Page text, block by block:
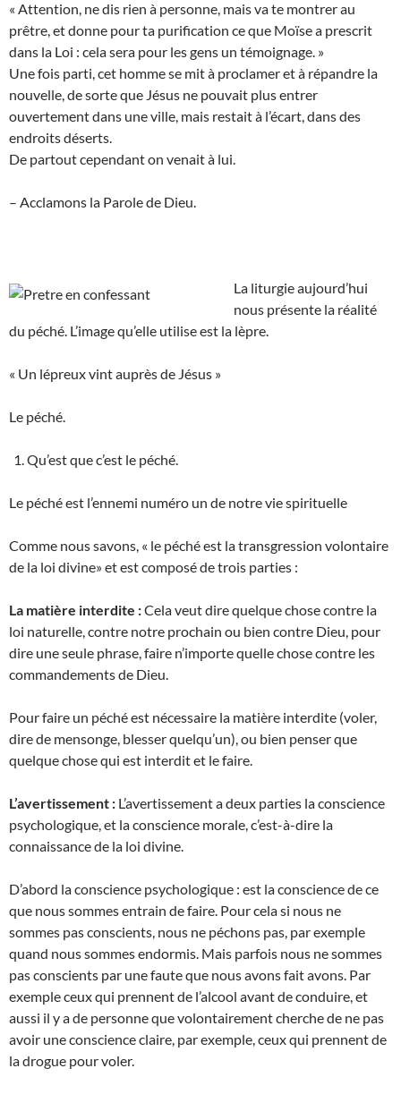
« Attention, ne dis rien à personne, mais va te montrer au
prêtre, et donne pour ta purification ce que Moïse a prescrit
dans la Loi : cela sera pour les gens un témoignage. »
Une fois parti, cet homme se mit à proclamer et à répandre la
nouvelle, de sorte que Jésus ne pouvait plus entrer
ouvertement dans une ville, mais restait à l’écart, dans des
endroits déserts.
De partout cependant on venait à lui.
– Acclamons la Parole de Dieu.
La liturgie aujourd’hui
nous présente la réalité
du péché. L’image qu’elle utilise est la lèpre.
« Un lépreux vint auprès de Jésus »
Le péché.
Qu’est que c’est le péché.
Le péché est l’ennemi numéro un de notre vie spirituelle
Comme nous savons, « le péché est la transgression volontaire
de la loi divine» et est composé de trois parties :
La matière interdite :Cela veut dire quelque chose contre la
loi naturelle, contre notre prochain ou bien contre Dieu, pour
dire une seule phrase, faire n’importe quelle chose contre les
commandements de Dieu.
Pour faire un péché est nécessaire la matière interdite (voler,
dire de mensonge, blesser quelqu’un), ou bien penser que
quelque chose qui est interdit et le faire.
L’avertissement : L’avertissement a deux parties la conscience
psychologique, et la conscience morale, c’est-à-dire la
connaissance de la loi divine.
D’abord la conscience psychologique : est la conscience de ce
que nous sommes entrain de faire. Pour cela si nous ne
sommes pas conscients, nous ne péchons pas, par exemple
quand nous sommes endormis. Mais parfois nous ne sommes
pas conscients par une faute que nous avons fait avons. Par
exemple ceux qui prennent de l’alcool avant de conduire, et
aussi il y a de personne que volontairement cherche de ne pas
avoir une conscience claire, par exemple, ceux qui prennent de
la drogue pour voler.